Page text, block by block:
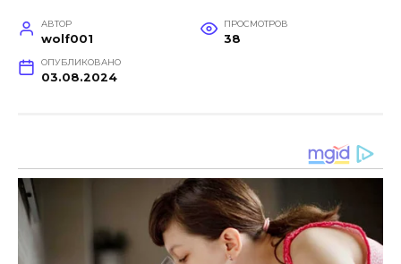
АВТОР
wolf001
ПРОСМОТРОВ
38
ОПУБЛИКОВАНО
03.08.2024